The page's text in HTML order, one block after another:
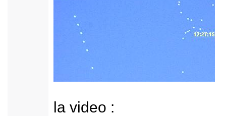
la video :